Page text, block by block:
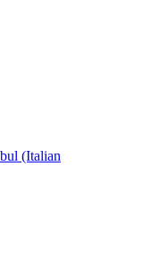
(Italian